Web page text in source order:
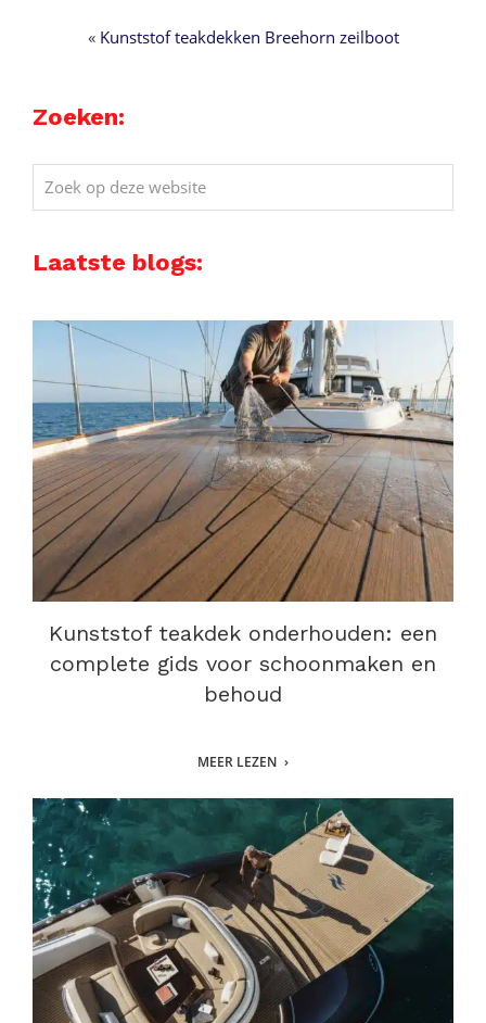
« Kunststof teakdekken Breehorn zeilboot
Zoeken:
Zoek
op
website
Laatste blogs:
Kunststof teakdek onderhouden: een
complete gids voor schoonmaken en
behoud
MEER LEZEN